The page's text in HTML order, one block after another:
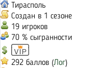
Тирасполь
Создан в 1 сезоне
19 игроков
70 % сыгранности
292 баллов (Лог)